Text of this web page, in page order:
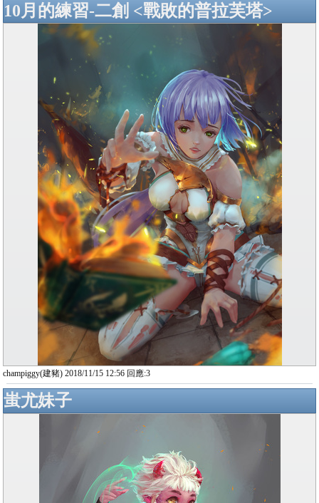
10月的練習-二創 <戰敗的普拉芙塔>
champiggy(建豬) 2018/11/15 12:56 回應:3
蚩尤妹子